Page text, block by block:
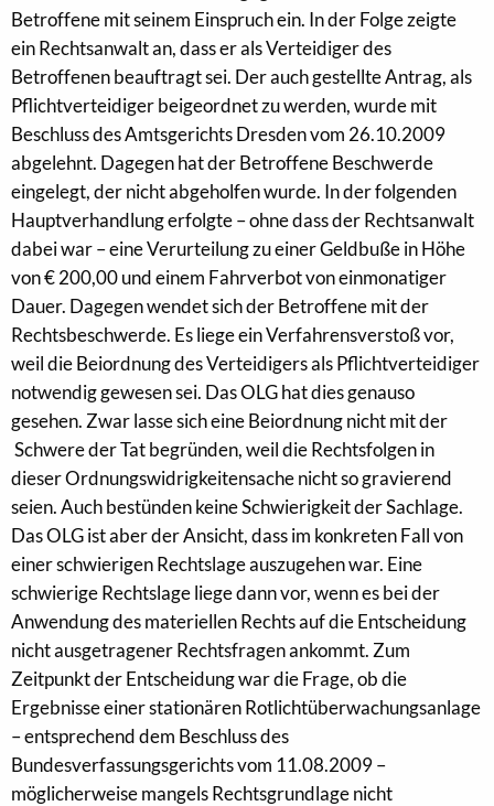
Betroffene mit seinem Einspruch ein. In der Folge zeigte
ein Rechtsanwalt an, dass er als Verteidiger des
Betroffenen beauftragt sei. Der auch gestellte Antrag, als
Pflichtverteidiger beigeordnet zu werden, wurde mit
Beschluss des Amtsgerichts Dresden vom 26.10.2009
abgelehnt. Dagegen hat der Betroffene Beschwerde
eingelegt, der nicht abgeholfen wurde. In der folgenden
Hauptverhandlung erfolgte – ohne dass der Rechtsanwalt
dabei war – eine Verurteilung zu einer Geldbuße in Höhe
von € 200,00 und einem Fahrverbot von einmonatiger
Dauer. Dagegen wendet sich der Betroffene mit der
Rechtsbeschwerde. Es liege ein Verfahrensverstoß vor,
weil die Beiordnung des Verteidigers als Pflichtverteidiger
notwendig gewesen sei. Das OLG hat dies genauso
gesehen. Zwar lasse sich eine Beiordnung nicht mit der
Schwere der Tat begründen, weil die Rechtsfolgen in
dieser Ordnungswidrigkeitensache nicht so gravierend
seien. Auch bestünden keine Schwierigkeit der Sachlage.
Das OLG ist aber der Ansicht, dass im konkreten Fall von
einer schwierigen Rechtslage auszugehen war. Eine
schwierige Rechtslage liege dann vor, wenn es bei der
Anwendung des materiellen Rechts auf die Entscheidung
nicht ausgetragener Rechtsfragen ankommt. Zum
Zeitpunkt der Entscheidung war die Frage, ob die
Ergebnisse einer stationären Rotlichtüberwachungsanlage
– entsprechend dem Beschluss des
Bundesverfassungsgerichts vom 11.08.2009 –
möglicherweise mangels Rechtsgrundlage nicht